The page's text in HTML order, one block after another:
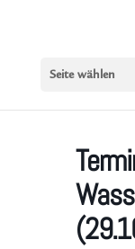
Seite wählen